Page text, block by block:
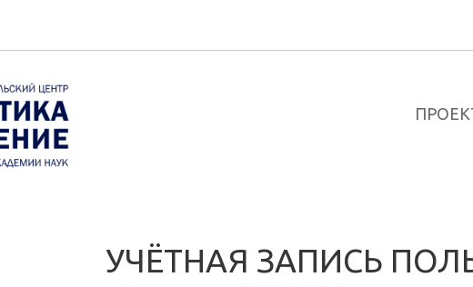
УЧЁТНАЯ ЗАПИСЬ